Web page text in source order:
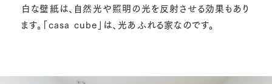
白な壁紙は、自然光や照明の光を反射させる効果もあり
ます。「casa cube」は、光あふれる家なのです。